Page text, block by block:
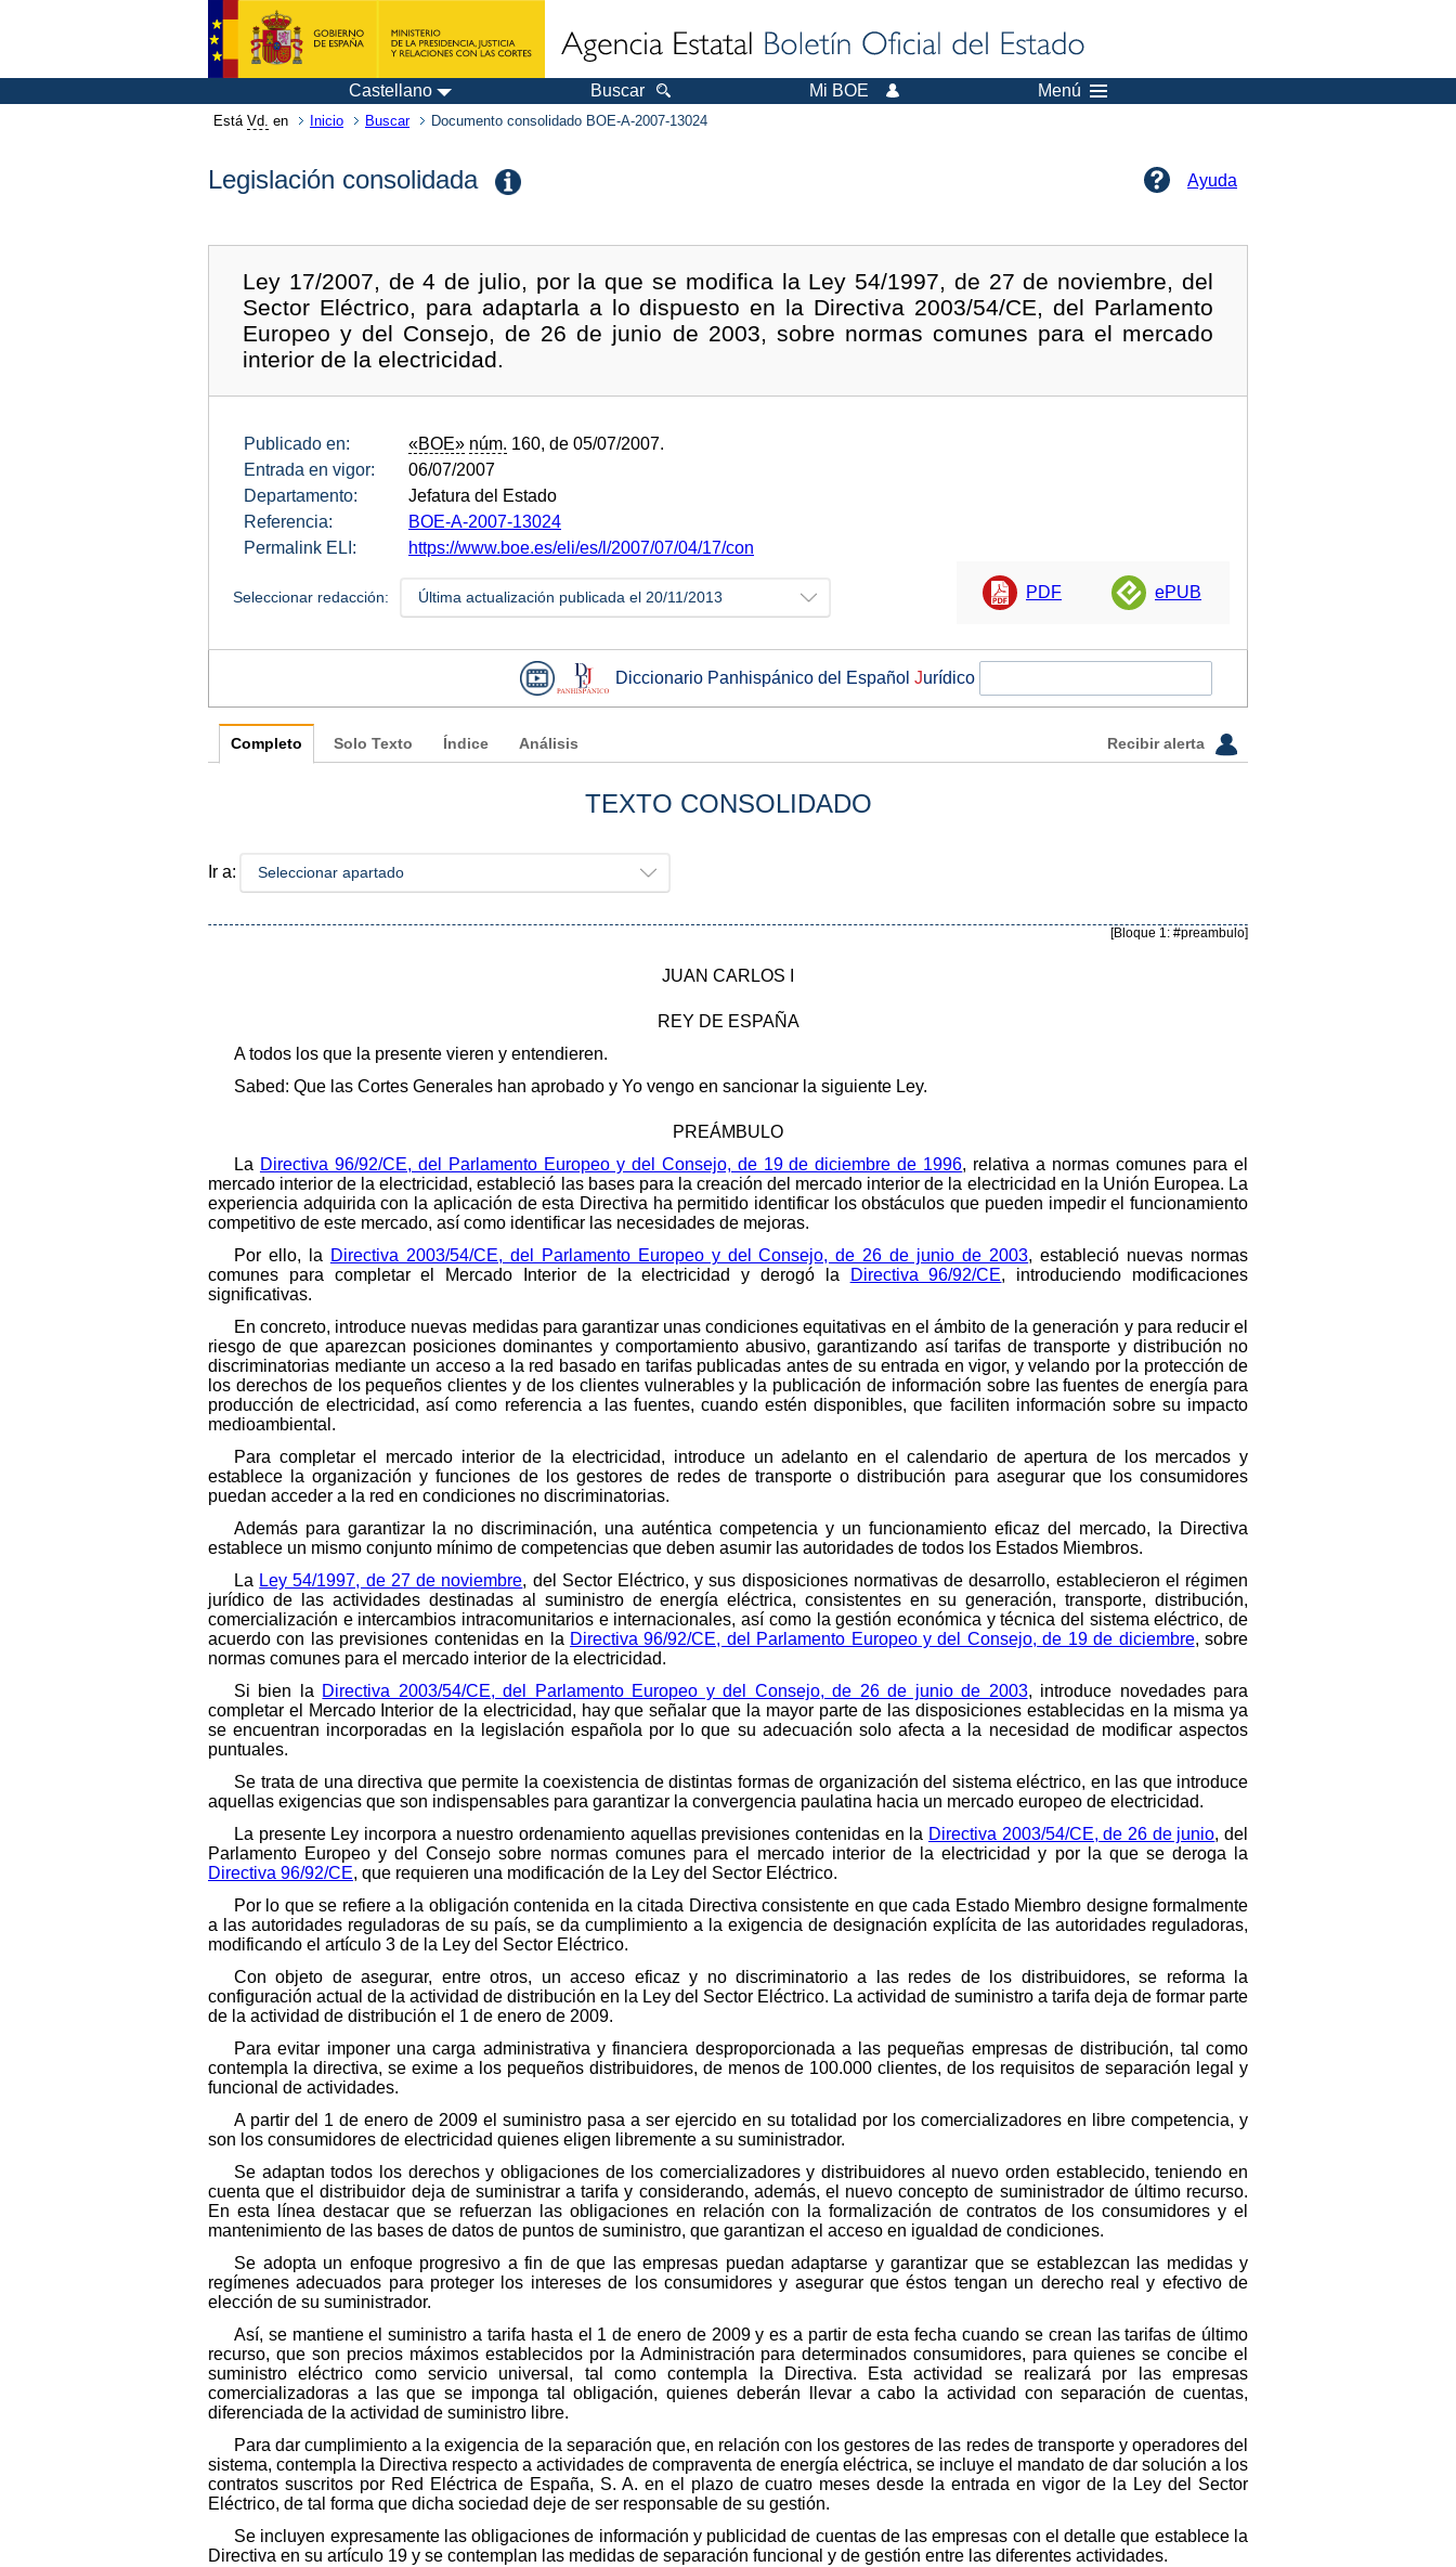
Castellano Buscar Mi BOE Menú
Está Vd. en Inicio Buscar Documento consolidado BOE-A-2007-13024
Legislación consolidada Ayuda
Ley 17/2007, de 4 de julio, por la que se modifica la Ley 54/1997, de 27 de noviembre, del
Sector Eléctrico, para adaptarla a lo dispuesto en la Directiva 2003/54/CE, del Parlamento
Europeo y del Consejo, de 26 de junio de 2003, sobre normas comunes para el mercado
interior de la electricidad.
Publicado en: «BOE» núm. 160, de 05/07/2007.
Entrada en vigor:
06/07/2007
Departamento:
Jefatura del Estado
Referencia:
BOE-A-2007-13024
Permalink ELI:
https://www.boe.es/eli/es/l/2007/07/04/17/con
Seleccionar redacción: Última actualización publicada el 20/11/2013 PDF ePUB
Diccionario Panhispánico del Español Jurídico
Completo Solo Texto Índice Análisis Recibir alerta
TEXTO CONSOLIDADO
Ir a: Seleccionar apartado
[Bloque 1: #preambulo]
JUAN CARLOS I
REY DE ESPAÑA
A todos los que la presente vieren y entendieren.
Sabed: Que las Cortes Generales han aprobado y Yo vengo en sancionar la siguiente Ley.
PREÁMBULO
La Directiva 96/92/CE, del Parlamento Europeo y del Consejo, de 19 de diciembre de 1996, relativa a normas comunes para el
mercado interior de la electricidad, estableció las bases para la creación del mercado interior de la electricidad en la Unión Europea. La
experiencia adquirida con la aplicación de esta Directiva ha permitido identificar los obstáculos que pueden impedir el funcionamiento
competitivo de este mercado, así como identificar las necesidades de mejoras.
Por ello, la Directiva 2003/54/CE, del Parlamento Europeo y del Consejo, de 26 de junio de 2003, estableció nuevas normas
comunes para completar el Mercado Interior de la electricidad y derogó la
Directiva 96/92/CE, introduciendo modificaciones
significativas.
En concreto, introduce nuevas medidas para garantizar unas condiciones equitativas en el ámbito de la generación y para reducir el
riesgo de que aparezcan posiciones dominantes y comportamiento abusivo, garantizando así tarifas de transporte y distribución no
discriminatorias mediante un acceso a la red basado en tarifas publicadas antes de su entrada en vigor, y velando por la protección de
los derechos de los pequeños clientes y de los clientes vulnerables y la publicación de información sobre las fuentes de energía para
producción de electricidad, así como referencia a las fuentes, cuando estén disponibles, que faciliten información sobre su impacto
medioambiental.
Para completar el mercado interior de la electricidad, introduce un adelanto en el calendario de apertura de los mercados y
establece la organización y funciones de los gestores de redes de transporte o distribución para asegurar que los consumidores
puedan acceder a la red en condiciones no discriminatorias.
Además para garantizar la no discriminación, una auténtica competencia y un funcionamiento eficaz del mercado, la Directiva
establece un mismo conjunto mínimo de competencias que deben asumir las autoridades de todos los Estados Miembros.
La Ley 54/1997, de 27 de noviembre, del Sector Eléctrico, y sus disposiciones normativas de desarrollo, establecieron el régimen
jurídico de las actividades destinadas al suministro de energía eléctrica, consistentes en su generación, transporte, distribución,
comercialización e intercambios intracomunitarios e internacionales, así como la gestión económica y técnica del sistema eléctrico, de
acuerdo con las previsiones contenidas en la Directiva 96/92/CE, del Parlamento Europeo y del Consejo, de 19 de diciembre, sobre
normas comunes para el mercado interior de la electricidad.
Si bien la Directiva 2003/54/CE, del Parlamento Europeo y del Consejo, de 26 de junio de 2003, introduce novedades para
completar el Mercado Interior de la electricidad, hay que señalar que la mayor parte de las disposiciones establecidas en la misma ya
se encuentran incorporadas en la legislación española por lo que su adecuación solo afecta a la necesidad de modificar aspectos
puntuales.
Se trata de una directiva que permite la coexistencia de distintas formas de organización del sistema eléctrico, en las que introduce
aquellas exigencias que son indispensables para garantizar la convergencia paulatina hacia un mercado europeo de electricidad.
La presente Ley incorpora a nuestro ordenamiento aquellas previsiones contenidas en la Directiva 2003/54/CE, de 26 de junio, del
Parlamento Europeo y del Consejo sobre normas comunes para el mercado interior de la electricidad y por la que se deroga la
Directiva 96/92/CE, que requieren una modificación de la Ley del Sector Eléctrico.
Por lo que se refiere a la obligación contenida en la citada Directiva consistente en que cada Estado Miembro designe formalmente
a las autoridades reguladoras de su país, se da cumplimiento a la exigencia de designación explícita de las autoridades reguladoras,
modificando el artículo 3 de la Ley del Sector Eléctrico.
Con objeto de asegurar, entre otros, un acceso eficaz y no discriminatorio a las redes de los distribuidores, se reforma la
configuración actual de la actividad de distribución en la Ley del Sector Eléctrico. La actividad de suministro a tarifa deja de formar parte
de la actividad de distribución el 1 de enero de 2009.
Para evitar imponer una carga administrativa y financiera desproporcionada a las pequeñas empresas de distribución, tal como
contempla la directiva, se exime a los pequeños distribuidores, de menos de 100.000 clientes, de los requisitos de separación legal y
funcional de actividades.
A partir del 1 de enero de 2009 el suministro pasa a ser ejercido en su totalidad por los comercializadores en libre competencia, y
son los consumidores de electricidad quienes eligen libremente a su suministrador.
Se adaptan todos los derechos y obligaciones de los comercializadores y distribuidores al nuevo orden establecido, teniendo en
cuenta que el distribuidor deja de suministrar a tarifa y considerando, además, el nuevo concepto de suministrador de último recurso.
En esta línea destacar que se refuerzan las obligaciones en relación con la formalización de contratos de los consumidores y el
mantenimiento de las bases de datos de puntos de suministro, que garantizan el acceso en igualdad de condiciones.
Se adopta un enfoque progresivo a fin de que las empresas puedan adaptarse y garantizar que se establezcan las medidas y
regímenes adecuados para proteger los intereses de los consumidores y asegurar que éstos tengan un derecho real y efectivo de
elección de su suministrador.
Así, se mantiene el suministro a tarifa hasta el 1 de enero de 2009 y es a partir de esta fecha cuando se crean las tarifas de último
recurso, que son precios máximos establecidos por la Administración para determinados consumidores, para quienes se concibe el
suministro eléctrico como servicio universal, tal como contempla la Directiva. Esta actividad se realizará por las empresas
comercializadoras a las que se imponga tal obligación, quienes deberán llevar a cabo la actividad con separación de cuentas,
diferenciada de la actividad de suministro libre.
Para dar cumplimiento a la exigencia de la separación que, en relación con los gestores de las redes de transporte y operadores del
sistema, contempla la Directiva respecto a actividades de compraventa de energía eléctrica, se incluye el mandato de dar solución a los
contratos suscritos por Red Eléctrica de España, S. A. en el plazo de cuatro meses desde la entrada en vigor de la Ley del Sector
Eléctrico, de tal forma que dicha sociedad deje de ser responsable de su gestión.
Se incluyen expresamente las obligaciones de información y publicidad de cuentas de las empresas con el detalle que establece la
Directiva en su artículo 19 y se contemplan las medidas de separación funcional y de gestión entre las diferentes actividades.